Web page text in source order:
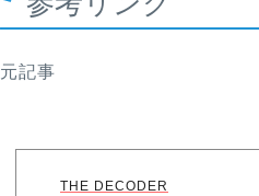
元記事
THE DECODER